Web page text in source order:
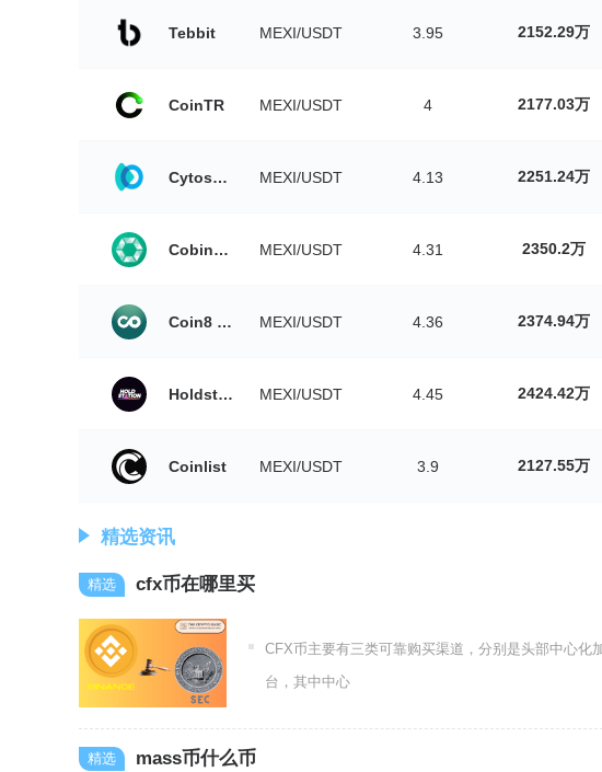
Tebbit MEXI/USDT 3.95 2152.29万
CoinTR MEXI/USDT 4 2177.03万
Cytoswap MEXI/USDT 4.13 2251.24万
Cobinhood MEXI/USDT 4.31 2350.2万
Coin8 Exchange MEXI/USDT 4.36 2374.94万
Holdstation MEXI/USDT 4.45 2424.42万
Coinlist MEXI/USDT 3.9 2127.55万
精选资讯
cfx币在哪里买
CFX币主要有三类可靠购买渠道，分别是头部中心
台，其中中心
mass币什么币